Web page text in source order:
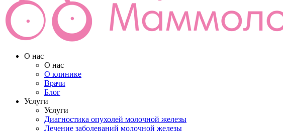
О нас
О нас
О клинике
Врачи
Блог
Услуги
Услуги
Диагностика опухолей молочной железы
Лечение заболеваний молочной железы